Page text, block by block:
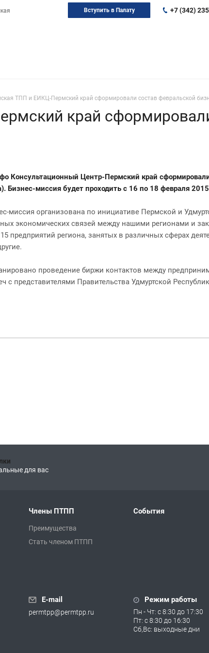
+7 (342)
Вступить в Палату
ТПП и ЕИКЦ-Пермский край сформировали состав февральской
край
Консультационный Центр-Пермский край
Бизнес-миссия будет проходить с 16 по 18 февраля 2015
миссия организована по инициативе Пермской и
экономических связей между нашими регионами и
предприятий региона, занятых в различных сферах
проведение биржи контактов между
с представителями Правительства Удмуртской
для вас
Члены ПТПП
Преимущества
Стать членом ПТПП
События
E-mail
permtpp@permtpp.ru
Режим работы
Пн - Чт: с 8:30 до 17:30
Пт: с 8:30 до 16:30
Сб,Вс: выходные дни